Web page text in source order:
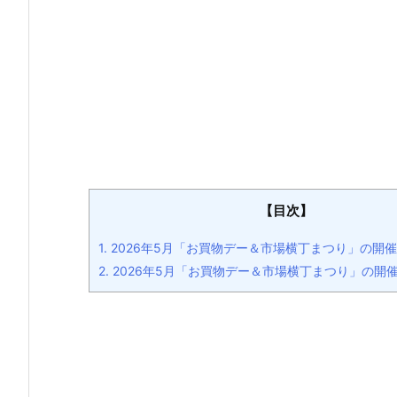
【目次】
1. 2026年5月「お買物デー＆市場横丁まつり」の開催
2. 2026年5月「お買物デー＆市場横丁まつり」の開